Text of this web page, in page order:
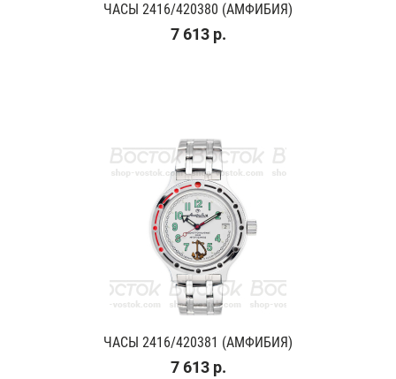
ЧАСЫ 2416/420380 (АМФИБИЯ)
7 613 р.
ЧАСЫ 2416/420381 (АМФИБИЯ)
7 613 р.